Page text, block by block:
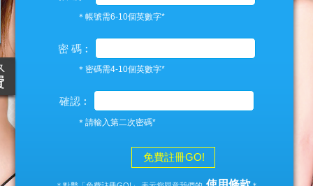
＊帳號需6-10個英數字*
密 碼︰
＊密碼需4-10個英數字*
確認︰
＊請輸入第二次密碼*
免費註冊GO!